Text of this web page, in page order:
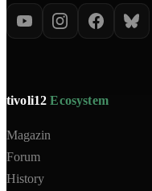
tivoli12Ecosystem
Magazin
Forum
History